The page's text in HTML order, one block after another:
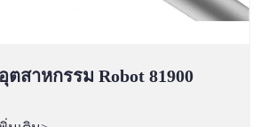
สาหกรรม Robot 81900